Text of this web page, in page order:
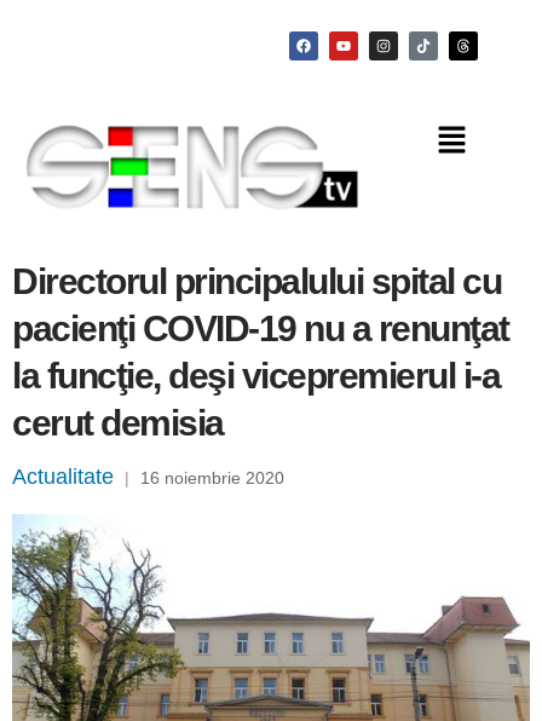
Directorul principalului spital cu
pacienţi COVID-19 nu a renunţat
la funcţie, deşi vicepremierul i-a
cerut demisia
Actualitate | 16 noiembrie 2020